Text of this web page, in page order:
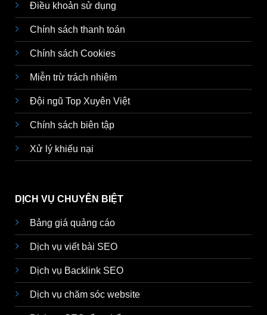
Điều khoản sử dụng
Chính sách thanh toán
Chính sách Cookies
Miễn trừ trách nhiệm
Đội ngũ Top Xuyên Việt
Chính sách biên tập
Xử lý khiếu nại
DỊCH VỤ CHUYÊN BIỆT
Bảng giá quảng cáo
Dịch vụ viết bài SEO
Dịch vụ Backlink SEO
Dịch vụ chăm sóc website